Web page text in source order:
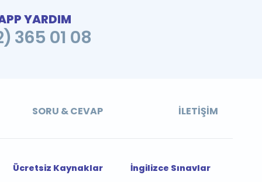
YARDIM
365 01 08
SORU & CEVAP İLETIŞIM
Ücretsiz Kaynaklar
İngilizce Sınavlar